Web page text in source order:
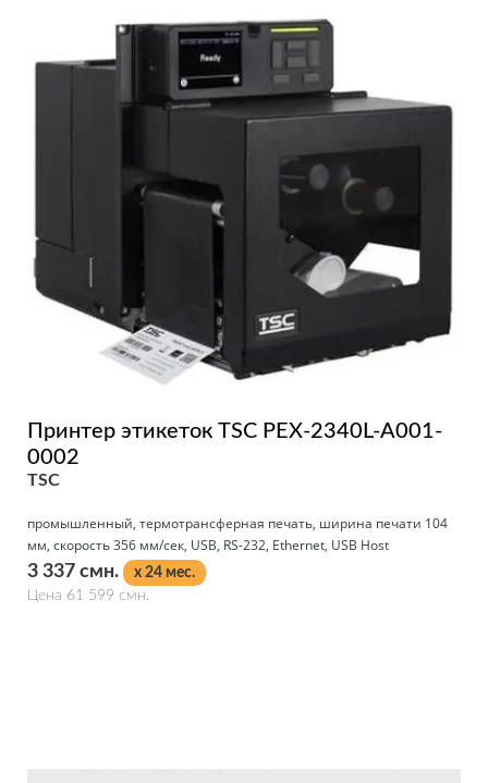
Принтер этикеток TSC PEX-2340L-A001-
0002
TSC
промышленный, термотрансферная печать, ширина печати 104
мм, скорость 356 мм/сек, USB, RS-232, Ethernet, USB Host
3 337 смн.
x 24 мес.
Цена 61 599 смн.